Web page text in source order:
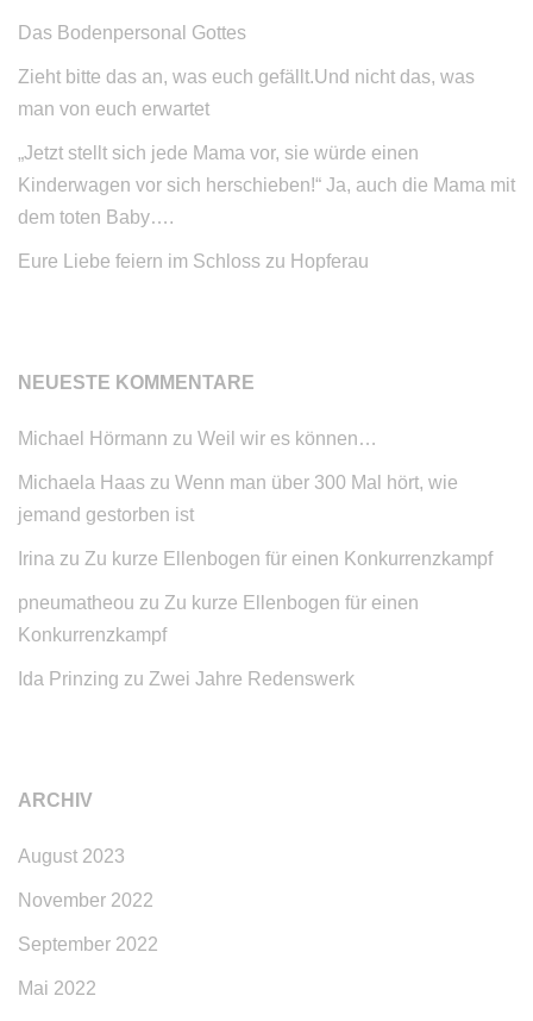
Das Bodenpersonal Gottes
Zieht bitte das an, was euch gefällt.Und nicht das, was
man von euch erwartet
„Jetzt stellt sich jede Mama vor, sie würde einen
Kinderwagen vor sich herschieben!“ Ja, auch die Mama mit
dem toten Baby….
Eure Liebe feiern im Schloss zu Hopferau
NEUESTE KOMMENTARE
Michael Hörmann zu Weil wir es können…
Michaela Haas zu Wenn man über 300 Mal hört, wie
jemand gestorben ist
Irina zu Zu kurze Ellenbogen für einen Konkurrenzkampf
pneumatheou zu Zu kurze Ellenbogen für einen
Konkurrenzkampf
Ida Prinzing zu Zwei Jahre Redenswerk
ARCHIV
August 2023
November 2022
September 2022
Mai 2022